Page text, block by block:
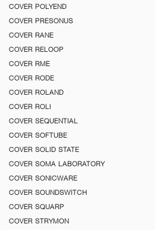
COVER POLYEND
COVER PRESONUS
COVER RANE
COVER RELOOP
COVER RME
COVER RODE
COVER ROLAND
COVER ROLI
COVER SEQUENTIAL
COVER SOFTUBE
COVER SOLID STATE
COVER SOMA LABORATORY
COVER SONICWARE
COVER SOUNDSWITCH
COVER SQUARP
COVER STRYMON